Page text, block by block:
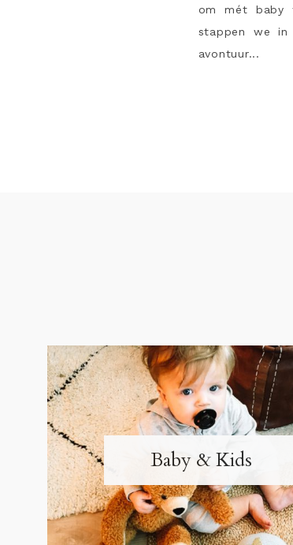
om mét baby
stappen we
avontuur...
Baby & Kids